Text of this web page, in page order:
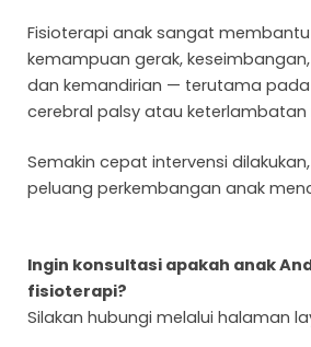
Fisioterapi anak sangat
kemampuan gerak,
dan kemandirian — terutama pada
cerebral palsy atau keterlambatan
Semakin cepat intervensi
peluang perkembangan anak
Ingin konsultasi apakah anak
fisioterapi?
Silakan hubungi melalui halaman